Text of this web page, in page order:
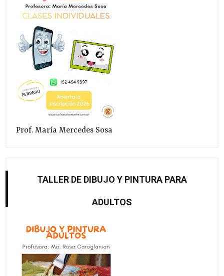
Prof. María Mercedes Sosa
TALLER DE DIBUJO Y PINTURA PARA
ADULTOS